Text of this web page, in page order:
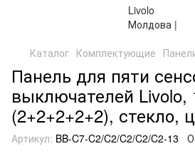
Каталог Комплектующие
Панель для пяти
выключателей Livolo,
(2+2+2+2+2), стекло,
Артикул: BB-C7-C2/C2/C2/C2/C2-13